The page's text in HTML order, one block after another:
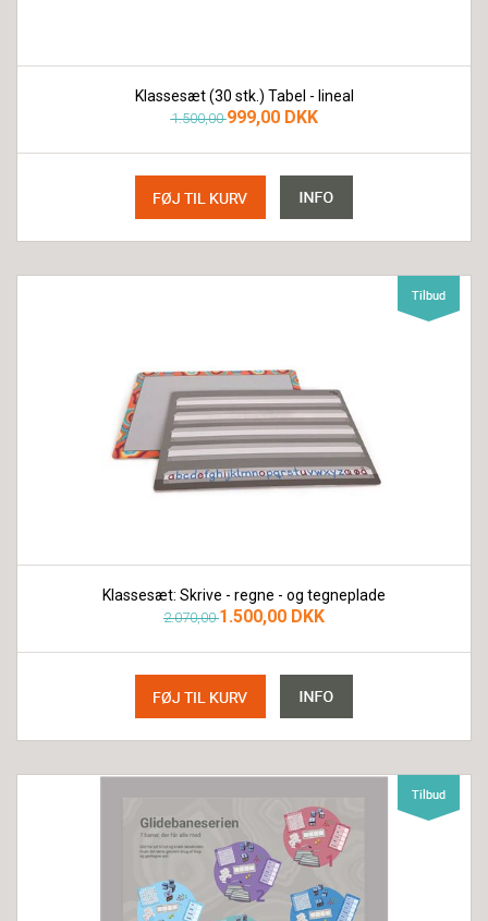
Klassesæt (30 stk.) Tabel - lineal
1.500,00999,00 DKK
Klassesæt: Skrive - regne - og tegneplade
2.070,001.500,00 DKK